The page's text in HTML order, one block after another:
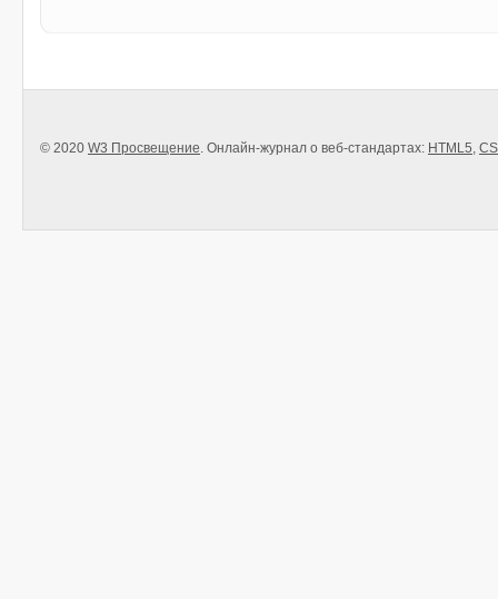
© 2020 W3 Просвещение . Онлайн-журнал о веб-стандартах: HTML5